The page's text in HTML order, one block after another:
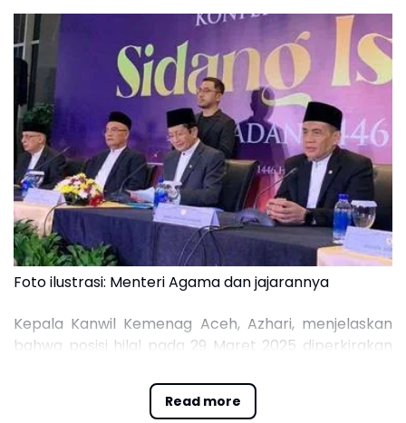
Read more
Foto ilustrasi: Menteri Agama dan jajarannya
Kepala Kanwil Kemenag Aceh, Azhari, menjelaskan
bahwa posisi hilal pada 29 Maret 2025 diperkirakan
dapat diamati, sehingga puasa Ramadan
disempurnakan menjadi 30 hari.